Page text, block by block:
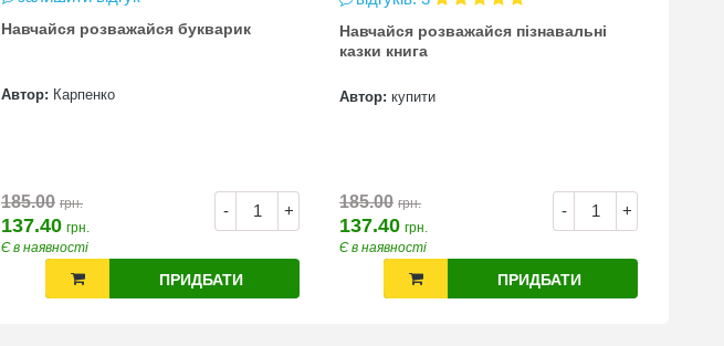
Навчайся розважайся букварик
Автор: Карпенко
- +
185.00 грн.
137.40 грн.
Є в наявності
ПРИДБАТИ
Навчайся розважайся пізнавальні
казки книга
Автор: купити
- +
185.00 грн.
137.40 грн.
Є в наявності
ПРИДБАТИ